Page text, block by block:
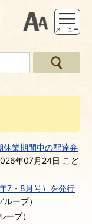
支援ツー
メニュー
休業期間中の配達弁
年07月24日 こど
7・8月号）を発行
ループ）
ープ）